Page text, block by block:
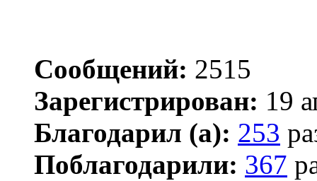
Сообщений: 2515
Зарегистрирован: 19
Благодарил (а): 253
Поблагодарили: 367